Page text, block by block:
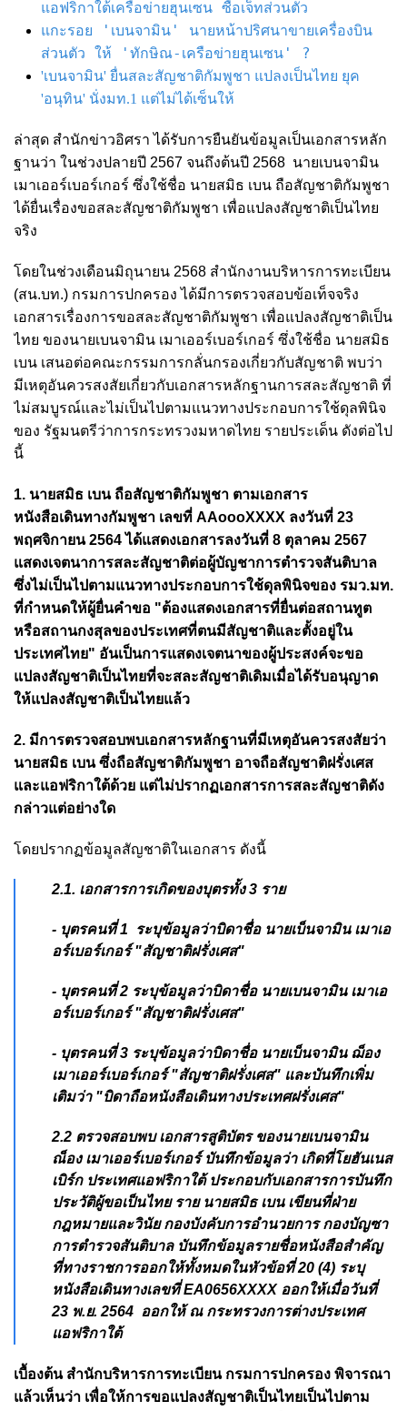
แอฟริกาใต้เครือข่ายฮุนเซน ซื้อเจ็ทส่วนตัว
แกะรอย 'เบนจามิน' นายหน้าปริศนาขายเครื่องบิน
ส่วนตัว ให้ 'ทักษิณ-เครือข่ายฮุนเซน' ?
'เบนจามิน' ยื่นสละสัญชาติกัมพูชา แปลงเป็นไทย ยุค
'อนุทิน' นั่งมท.1 แต่ไม่ได้เซ็นให้
ล่าสุด สำนักข่าวอิศรา ได้รับการยืนยันข้อมูลเป็นเอกสารหลัก
ฐานว่า ในช่วงปลายปี 2567 จนถึงต้นปี 2568 นายเบนจามิน
เมาเออร์เบอร์เกอร์ ซึ่งใช้ชื่อ นายสมิธ เบน ถือสัญชาติกัมพูชา
ได้ยื่นเรื่องขอสละสัญชาติกัมพูชา เพื่อแปลงสัญชาติเป็นไทย
จริง
โดยในช่วงเดือนมิถุนายน 2568 สำนักงานบริหารการทะเบียน
(สน.บท.) กรมการปกครอง ได้มีการตรวจสอบข้อเท็จจริง
เอกสารเรื่องการขอสละสัญชาติกัมพูชา เพื่อแปลงสัญชาติเป็น
ไทย ของนายเบนจามิน เมาเออร์เบอร์เกอร์ ซึ่งใช้ชื่อ นายสมิธ
เบน เสนอต่อคณะกรรมการกลั่นกรองเกี่ยวกับสัญชาติ พบว่า
มีเหตุอันควรสงสัยเกี่ยวกับเอกสารหลักฐานการสละสัญชาติ ที่
ไม่สมบูรณ์และไม่เป็นไปตามแนวทางประกอบการใช้ดุลพินิจ
ของ รัฐมนตรีว่าการกระทรวงมหาดไทย รายประเด็น ดังต่อไป
นี้
1. นายสมิธ เบน ถือสัญชาติกัมพูชา ตามเอกสาร
หนังสือเดินทางกัมพูชา เลขที่ AAoooXXXX ลงวันที่ 23
พฤศจิกายน 2564 ได้แสดงเอกสารลงวันที่ 8 ตุลาคม 2567
แสดงเจตนาการสละสัญชาติต่อผู้บัญชาการตำรวจสันติบาล
ซึ่งไม่เป็นไปตามแนวทางประกอบการใช้ดุลพินิจของ รมว.มท.
ที่กำหนดให้ผู้ยื่นคำขอ "ต้องแสดงเอกสารที่ยื่นต่อสถานทูต
หรือสถานกงสุลของประเทศที่ตนมีสัญชาติและตั้งอยู่ใน
ประเทศไทย" อันเป็นการแสดงเจตนาของผู้ประสงค์จะขอ
แปลงสัญชาติเป็นไทยที่จะสละสัญชาติเดิมเมื่อได้รับอนุญาด
ให้แปลงสัญชาติเป็นไทยแล้ว
2. มีการตรวจสอบพบเอกสารหลักฐานที่มีเหตุอันควรสงสัยว่า
นายสมิธ เบน ซึ่งถือสัญชาติกัมพูชา อาจถือสัญชาติฝรั่งเศส
และแอฟริกาใต้ด้วย แต่ไม่ปรากฏเอกสารการสละสัญชาติดัง
กล่าวแต่อย่างใด
โดยปรากฏข้อมูลสัญชาติในเอกสาร ดังนี้
2.1. เอกสารการเกิดของบุตรทั้ง 3 ราย
- บุตรคนที่ 1 ระบุข้อมูลว่าบิดาชื่อ นายเบ็นจามิน เมาเอ
อร์เบอร์เกอร์ "สัญชาติฝรั่งเศส"
- บุตรคนที่ 2 ระบุข้อมูลว่าบิดาชื่อ นายเบนจามิน เมาเอ
อร์เบอร์เกอร์ "สัญชาติฝรั่งเศส"
- บุตรคนที่ 3 ระบุข้อมูลว่าบิดาชื่อ นายเบ็นจามิน ฌ็อง
เมาเออร์เบอร์เกอร์ "สัญชาติฝรั่งเศส" และบันทึกเพิ่ม
เติมว่า "บิดาถือหนังสือเดินทางประเทศฝรั่งเศส"
2.2 ตรวจสอบพบ เอกสารสูติบัตร ของนายเบนจามิน
ณ็อง เมาเออร์เบอร์เกอร์ บันทึกข้อมูลว่า เกิดที่โยฮันเนส
เบิร์ก ประเทศแอฟริกาใต้ ประกอบกับเอกสารการบันทึก
ประวัติผู้ขอเป็นไทย ราย นายสมิธ เบน เขียนที่ฝ่าย
กฎหมายและวินัย กองบังคับการอำนวยการ กองบัญซา
การตำรวจสันติบาล บันทึกข้อมูลรายชื่อหนังสือสำคัญ
ที่ทางราชการออกให้ทั้งหมดในหัวข้อที่ 20 (4) ระบุ
หนังสือเดินทางเลขที่ EA0656XXXX ออกให้เมื่อวันที่
23 พ.ย. 2564 ออกให้ ณ กระทรวงการต่างประเทศ
แอฟริกาใต้
เบื้องต้น สำนักบริหารการทะเบียน กรมการปกครอง พิจารณา
แล้วเห็นว่า เพื่อให้การขอแปลงสัญชาติเป็นไทยเป็นไปตาม